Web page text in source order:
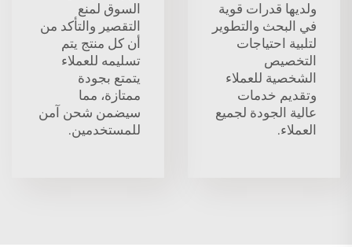
ولديها قدرات قوية
في البحث والتطوير
لتلبية احتياجات
التخصيص
الشخصية للعملاء
وتقديم خدمات
عالية الجودة لجميع
العملاء.
السوق لمنع
التقصير والتأكد من
أن كل منتج يتم
تسليمه للعملاء
يتمتع بجودة
ممتازة، مما
سيضمن شحن آمن
للمستخدمين.